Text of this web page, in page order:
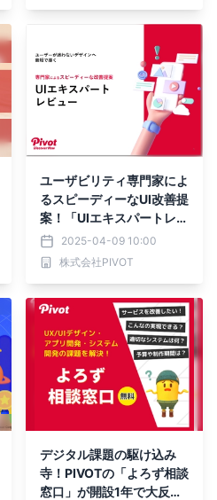
ユーザビリティ専門家によ
るスピーディーなUI改善提
案！「UIエキスパートレビ
ュー」サービス紹介資料を
4月8日無料公開
2025-04-09 10:00
株式会社PIVOT
デジタル課題の駆け込み
寺！PIVOTの「よろず相談
窓口」が開設1年で大反